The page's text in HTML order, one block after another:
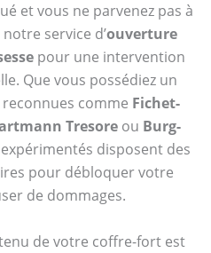
et vous ne parvenez pas à
service d’ouverture
pour une intervention
Que vous possédiez un
comme Fichet-
Tresore ou Burg-
disposent des
pour débloquer votre
de dommages.
de votre coffre-fort est